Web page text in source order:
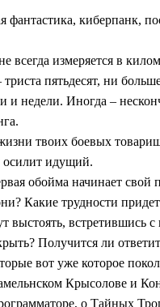
фантастика, киберпанк,
всегда измеряется в
триста пятьдесят, ни
и недели. Иногда –
твоих боевых
осилит идущий.
обойма начинает свой
Какие трудности
выстоять, встретившись
Получится ли
вот уже которое
Крысолове и
о Тайных